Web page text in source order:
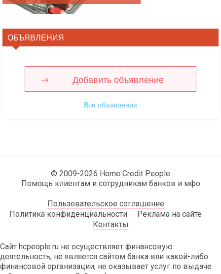
ОБЪЯВЛЕНИЯ
Добавить объявление
Все объявления
© 2009-2026 Home Credit People
Помощь клиентам и сотрудникам банков и мфо
Пользовательское соглашение
Политика конфиденциальности
Реклама на сайте
Контакты
Сайт hcpeople.ru не осуществляет финансовую
деятельность, не является сайтом банка или какой-либо
финансовой организации, не оказывает услуг по выдаче